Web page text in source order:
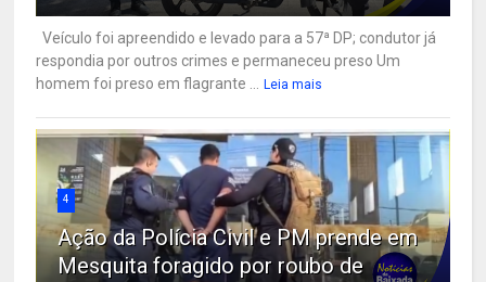
Veículo foi apreendido e levado para a 57ª DP; condutor já
respondia por outros crimes e permaneceu preso Um
homem foi preso em flagrante ...
Leia mais
4
Ação da Polícia Civil e PM prende em
Mesquita foragido por roubo de